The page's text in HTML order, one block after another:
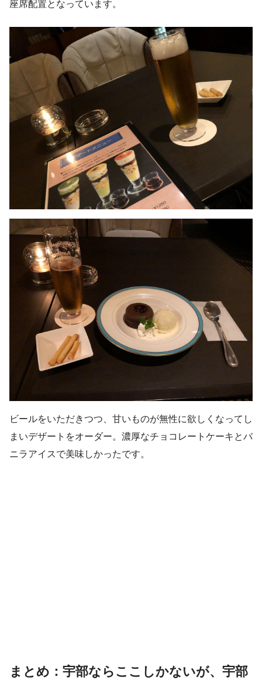
座席配置となっています。
ビールをいただきつつ、甘いものが無性に欲しくなってし
まいデザートをオーダー。濃厚なチョコレートケーキとバ
ニラアイスで美味しかったです。
まとめ：宇部ならここしかないが、宇部